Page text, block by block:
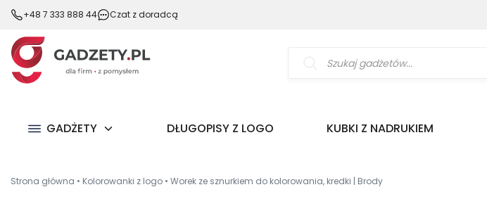
+48 7 333 888 44 Czat z doradcą
produktów
GADŻETY DŁUGOPISY Z LOGO KUBKI Z NADRUKIEM
Strona główna • Kolorowanki z logo • Worek ze sznurkiem do kolorowania, kredki | Brody